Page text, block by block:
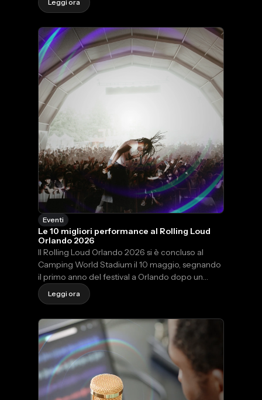
l'intervista.
Leggi ora
Eventi
Le 10 migliori performance al Rolling Loud
Orlando 2026
Il Rolling Loud Orlando 2026 si è concluso al
Camping World Stadium il 10 maggio, segnando
il primo anno del festival a Orlando dopo un
decennio a Miami. Tre serate, tre headliner (Don
Toliver venerdì, Playboi Carti sabato e Ken
di NBA YoungBoy) e una lineup che ha spaziato
su tutta la linea […]
Leggi ora